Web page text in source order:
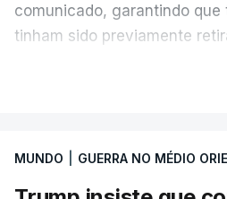
comunicado, garantindo
tinham sido previamente
Desde meados de julho, a
MUNDO GUERRA NO MÉDIO